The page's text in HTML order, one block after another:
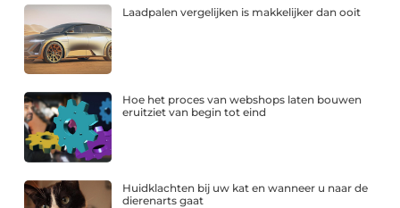
Laadpalen vergelijken is makkelijker dan ooit
Hoe het proces van webshops laten bouwen
eruitziet van begin tot eind
Huidklachten bij uw kat en wanneer u naar de
dierenarts gaat